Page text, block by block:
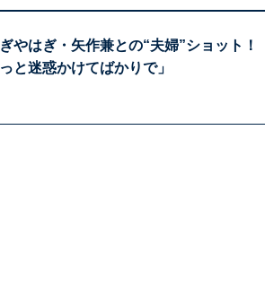
やはぎ・矢作兼との“夫婦”ショット！
と迷惑かけてばかりで」